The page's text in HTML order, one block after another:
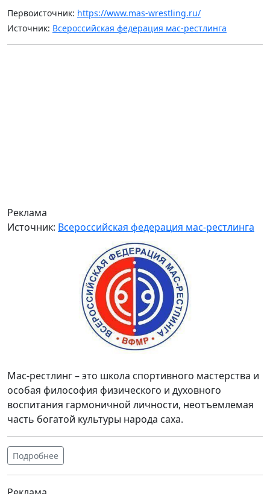
Первоисточник: https://www.mas-wrestling.ru/
Источник: Всероссийская федерация мас-рестлинга
Реклама
Источник: Всероссийская федерация мас-рестлинга
Мас-рестлинг – это школа спортивного мастерства и
особая философия физического и духовного
воспитания гармоничной личности, неотъемлемая
часть богатой культуры народа саха.
Подробнее